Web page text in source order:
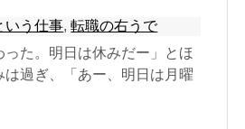
いう仕事,転職の右うで
た。明日は休みだー」とほ
過ぎ、「あー、明日は月曜